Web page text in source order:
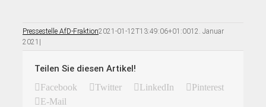
Pressestelle AfD-Fraktion2021-01-12T13:49:06+01:0012. Januar
2021 |
Teilen Sie diesen Artikel!
Facebook Twitter LinkedIn
Pinterest
E-Mail